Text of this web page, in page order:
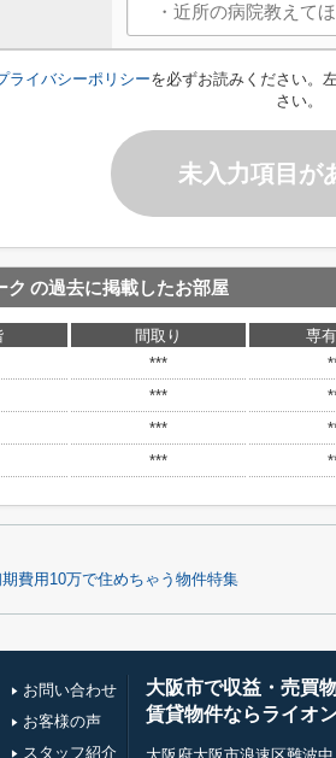
ライバシーポリシーを必ずお読みください。
さい。
未入力項目が
ク の過去に掲載したお部屋
間取り 専
***
***
***
***
費用10万で住めちゃう物件特集
お問い合わせ
お客様の声
スタッフ紹介
大阪市で収益・売買
賃貸物件ならライオ